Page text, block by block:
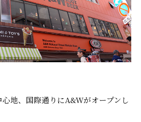
地、国際通りにA&Wがオープンし